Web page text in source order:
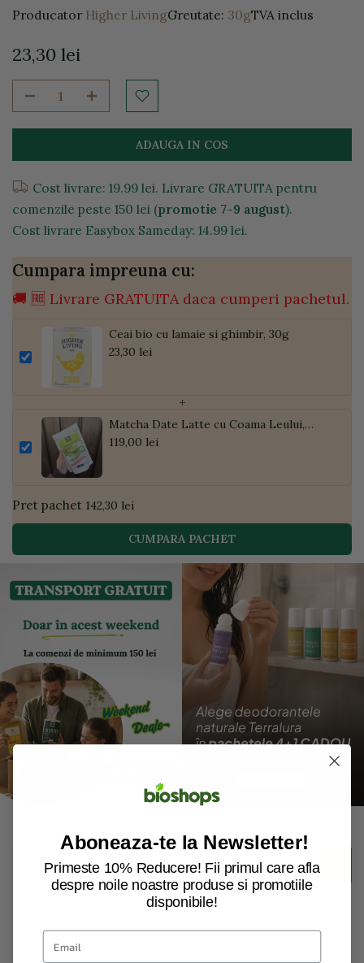
Producator Higher LivingGreutate: 30gTVA inclus
23,30 lei
ADAUGA IN COS
Cost livrare: 19.99 lei. Livrare GRATUITA pentru
comenzile peste 150 lei (promotie 7-9 august).
Cost livrare Easybox Sameday: 14.99 lei.
Cumpara impreuna cu:
🚚 🆓 Livrare GRATUITA daca cumperi pachetul.
Ceai bio cu lamaie si ghimbir, 30g
23,30 lei
+
Matcha Date Latte cu Coama Leului,
Pudră de Curmale și Ghimbir, ECO, 300g
119,00 lei
Pret pachet 142,30 lei
CUMPARA PACHET
Descriere
Higher Living Lemon & Ginger, 15 pungi de ceai
bio. Ceaiul minunat de echilibrat iti aduce gustul
Aboneaza-te la Newsletter!
Primeste 10% Reducere! Fii primul care afla
despre noile noastre produse si promotiile
disponibile!